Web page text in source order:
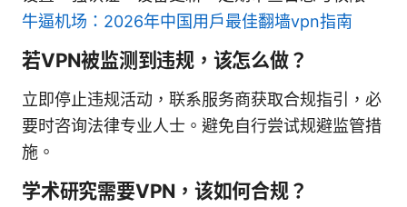
牛逼机场：2026年中国用户最佳翻墙vpn指南
若VPN被监测到违规，该怎么做？
立即停止违规活动，联系服务商获取合规指引，必
要时咨询法律专业人士。避免自行尝试规避监管措
施。
学术研究需要VPN，该如何合规？